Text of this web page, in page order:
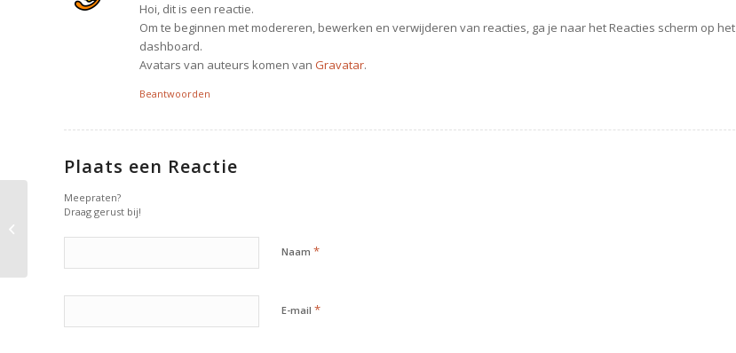
Hoi, dit is een reactie.
Om te beginnen met modereren, bewerken en verwijderen van reacties, ga je naar het Reacties scherm op het
dashboard.
Avatars van auteurs komen van Gravatar.
Beantwoorden
Plaats een Reactie
Meepraten?
Draag gerust bij!
Naam *
E-mail *
This is a post with post format of
type Link